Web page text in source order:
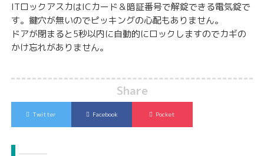
ITロックアスカはICカード＆暗証番号で解錠できる電気錠で
す。鍵穴が無いのでピッキングの心配もありません。
ドアが閉まると5秒以内に自動的にロックしますのでカギの
かけ忘れがありません。
Share
Twitter Facebook Pocket